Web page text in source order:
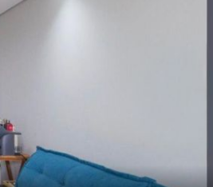
Duarte (1)
Casa Di Malaga (1)
Hills (2)
Park (1)
I (1)
II (1)